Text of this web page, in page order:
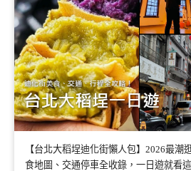
【台北大稻埕迪化街懶人包】2026最潮
食地圖、交通停車全收錄，一日遊就看這